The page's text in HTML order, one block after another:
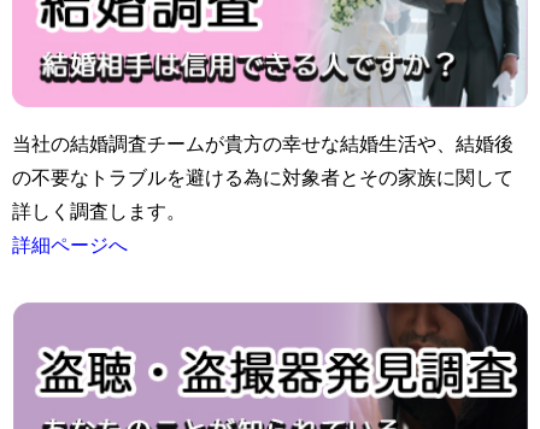
当社の結婚調査チームが貴方の幸せな結婚生活や、結婚後
の不要なトラブルを避ける為に対象者とその家族に関して
詳しく調査します。
詳細ページへ